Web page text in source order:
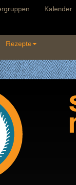
Kalender
Rezepte